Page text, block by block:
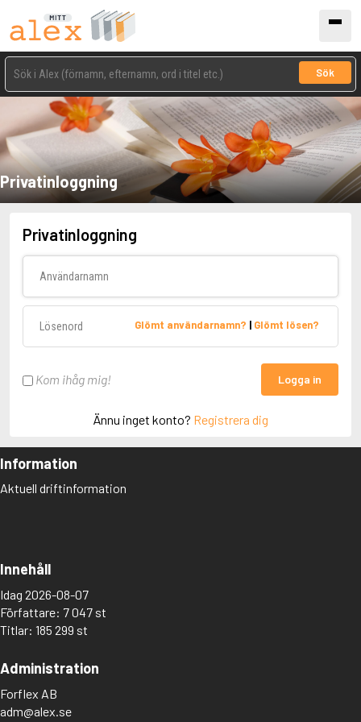
Sök
Privatinloggning
Privatinloggning
Glömt användarnamn? | Glömt lösen?
Kom ihåg mig! Logga in
Ännu inget konto? Registrera dig
Information
Aktuell driftinformation
Innehåll
Idag 2026-08-07
Författare: 7 047 st
Titlar: 185 299 st
Administration
Forflex AB
adm@alex.se